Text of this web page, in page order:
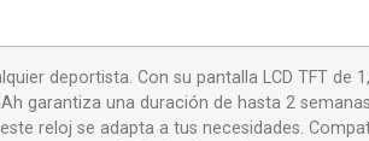
deportista. Con su pantalla LCD TFT de
garantiza una duración de hasta 2
reloj se adapta a tus necesidades.